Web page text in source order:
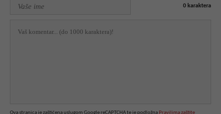
0 karaktera
Ova stranica je zaštićena uslugom Google reCAPTCHA te je podložna Pravilima zaštite